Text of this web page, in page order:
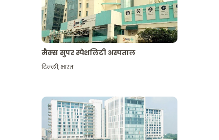
मैक्स सुपर स्पेशलिटी अस्पताल
दिल्ली,भारत